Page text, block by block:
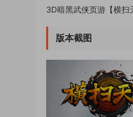
3D暗黑武侠页游【横
版本截图